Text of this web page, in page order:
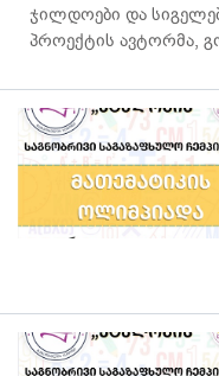
ჯილდოები და
პროექტის ავტორმა,